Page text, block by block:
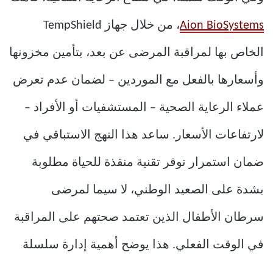
Aion BioSystems ، من خلال جهاز TempShield
الخاص بها لمراقبة المرضى عن بعد، بتأمين مخزونها
وأسعارها بالفعل مع الموردين – لضمان عدم تعرض
عملاء الرعاية الصحية – المستشفيات أو الأفراد –
لارتفاعات الأسعار. ساعد هذا النهج الاستباقي في
ضمان استمرار توفر تقنية منقذة للحياة مطلوبة
بشدة على الصعيد الوطني، لا سيما لمرضى
سرطان الأطفال الذين تعتمد صحتهم على المراقبة
في الوقت الفعلي. هذا يوضح أهمية إدارة سلسلة